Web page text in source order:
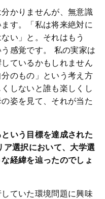
かりませんが、無意識
す。「私は将来絶対に
い」と。それはもう
感覚です。 私の実家は
ているかもしれません
のもの」という考え方
しないと誰も楽しくし
姿を見て、それが当た
いう目標を達成された
選択において、大学選
経緯を辿ったのでしょ
ていた環境問題に興味